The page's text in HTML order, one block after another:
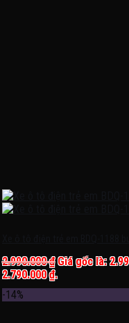
2.990.000₫ Giá gốc là:
2.790.000 ₫.
-14%